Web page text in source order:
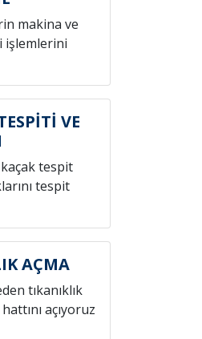
makina ve
işlemlerini
VE
tespit
tespit
AÇMA
tıkanıklık
açıyoruz